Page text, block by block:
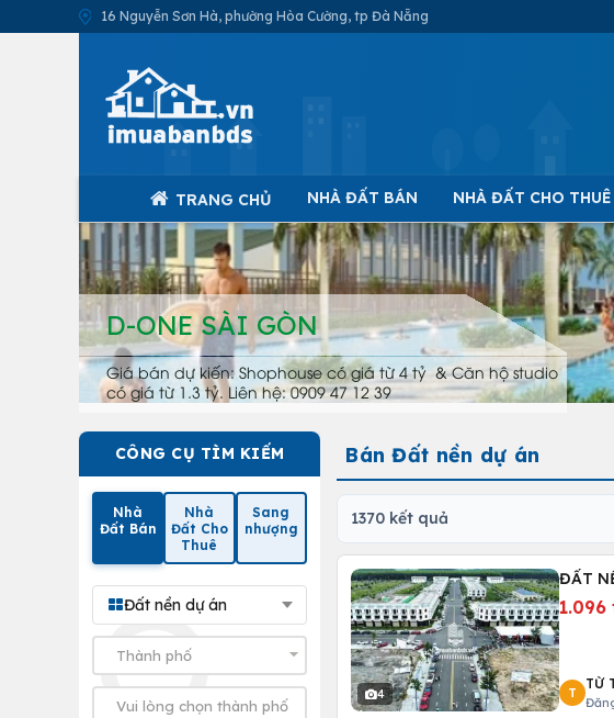
16 Nguyễn Sơn Hà, phường Hòa Cường, tp Đà Nẵng
TRANG CHỦ NHÀ ĐẤT BÁN NHÀ ĐẤT CHO THUÊ
D-ONE SÀI GÒN
Giá bán dự kiến: Shophouse có giá từ 4 tỷ & Căn hộ studio
có giá từ 1.3 tỷ. Liên hệ: 0909 47 12 39
CÔNG CỤ TÌM KIẾM
Nhà
Đất Bán
Nhà
Đất Cho
Thuê
Sang
nhượng
Đất nền dự án
Bán Đất nền dự án
1370 kết quả
4
ĐẤT
1.096
T
TỪ